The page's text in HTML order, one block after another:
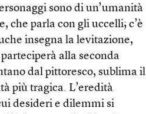
sono di un’umanità
che parla con gli uccelli; c’è
insegna la levitazione,
alla seconda
dal pittoresco, sublima il
più tragica. L’eredità
desideri e dilemmi si